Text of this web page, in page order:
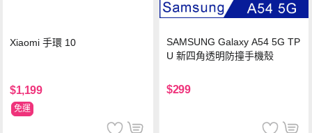
Xiaomi 手環 10
$1,199
免運
SAMSUNG Galaxy A54 5G TP
U 新四角透明防撞手機殼
$299